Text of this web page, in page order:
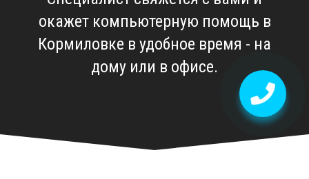
окажет компьютерную помощь в
Кормиловке в удобное время - на
дому или в офисе.